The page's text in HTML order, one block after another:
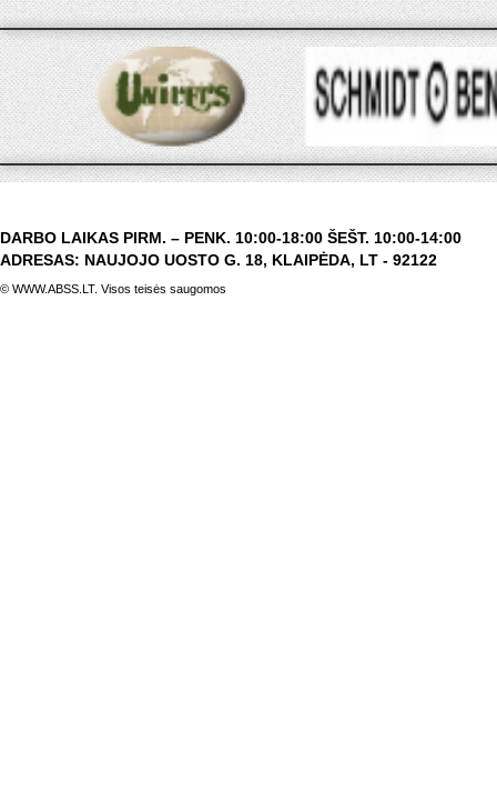
DARBO LAIKAS PIRM. – PENK. 10:00-18:00 ŠEŠT. 10:00-14:00
ADRESAS: NAUJOJO UOSTO G. 18, KLAIPĖDA, LT - 92122
© WWW.ABSS.LT. Visos teisės saugomos